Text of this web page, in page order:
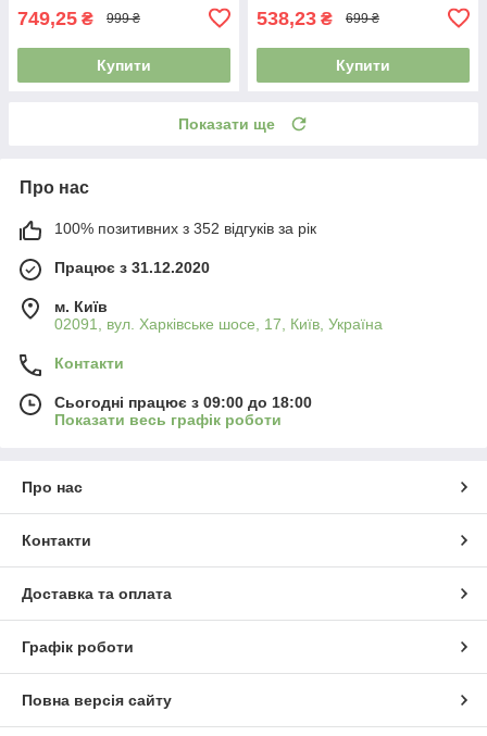
749,25 ₴ 999 ₴
Купити
538,23 ₴ 699 ₴
Купити
Показати ще
Про нас
100% позитивних з 352 відгуків за рік
Працює з 31.12.2020
м. Київ
02091, вул. Харківське шосе, 17, Київ, Україна
Контакти
Сьогодні працює з 09:00 до 18:00
Показати весь графік роботи
Про нас
Контакти
Доставка та оплата
Графік роботи
Повна версія сайту